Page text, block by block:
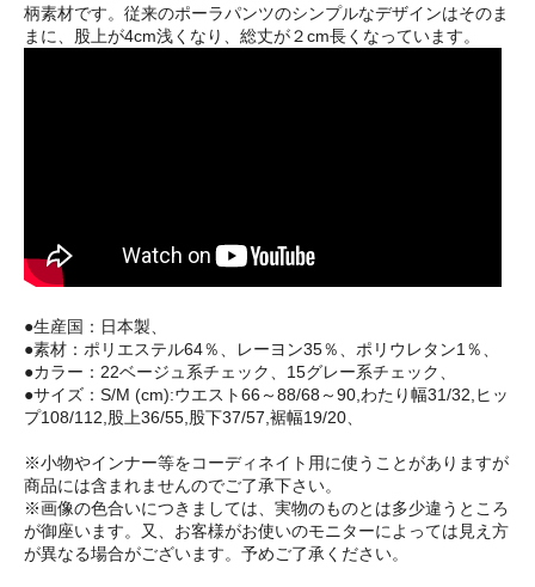
柄素材です。従来のポーラパンツのシンプルなデザインはそのま
まに、股上が4cm浅くなり、総丈が２cm長くなっています。
●生産国：日本製、
●素材：ポリエステル64％、レーヨン35％、ポリウレタン1％、
●カラー：22ベージュ系チェック、15グレー系チェック、
●サイズ：S/M (cm):ウエスト66～88/68～90,わたり幅31/32,ヒッ
プ108/112,股上36/55,股下37/57,裾幅19/20、
※小物やインナー等をコーディネイト用に使うことがありますが
商品には含まれませんのでご了承下さい。
※画像の色合いにつきましては、実物のものとは多少違うところ
が御座います。又、お客様がお使いのモニターによっては見え方
が異なる場合がございます。予めご了承ください。